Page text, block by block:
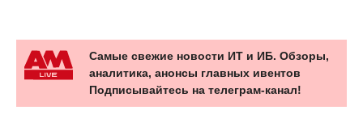
Самые свежие новости ИТ и ИБ. Обзоры,
аналитика, анонсы главных ивентов
Подписывайтесь на телеграм-канал!